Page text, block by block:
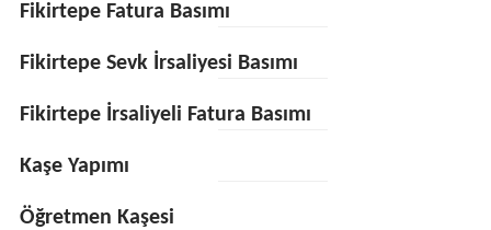
Fikirtepe Fatura Basımı
Fikirtepe Sevk İrsaliyesi Basımı
Fikirtepe İrsaliyeli Fatura Basımı
Kaşe Yapımı
Öğretmen Kaşesi